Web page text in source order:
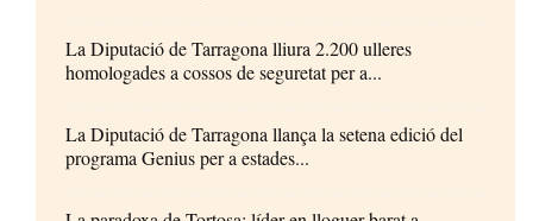
La Diputació de Tarragona lliura 2.200 ulleres
homologades a cossos de seguretat per a...
La Diputació de Tarragona llança la setena edició del
programa Genius per a estades...